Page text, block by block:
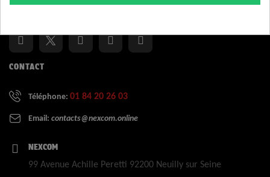
CONTACT
Téléphone: 01 84 20 26 03
Email: contacts@nexcom.online
NEXCOM
99 Avenue Achille Peretti 92200 Neuilly sur Seine